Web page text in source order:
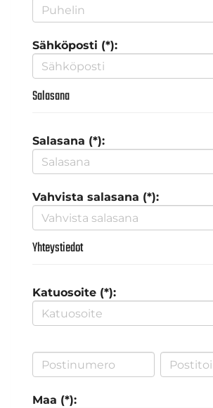
Sähköposti (*):
Salasana
Salasana (*):
Vahvista salasana (*):
Yhteystiedot
Katuosoite (*):
Maa (*):